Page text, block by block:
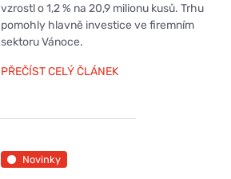
vzrostl o 1,2 % na 20,9 milionu kusů. Trhu
pomohly hlavně investice ve firemním
sektoru Vánoce.
PŘEČÍST CELÝ ČLÁNEK
Novinky